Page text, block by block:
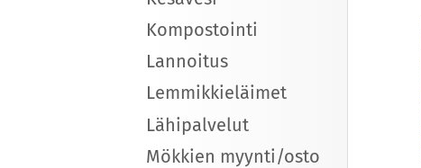
Kompostointi
Lannoitus
Lemmikkieläimet
Lähipalvelut
Mökkien myynti/osto